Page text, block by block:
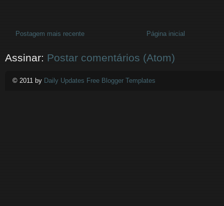
Postagem mais recente Página inicial
Assinar: Postar comentários (Atom)
© 2011 by Daily Updates Free Blogger Templates